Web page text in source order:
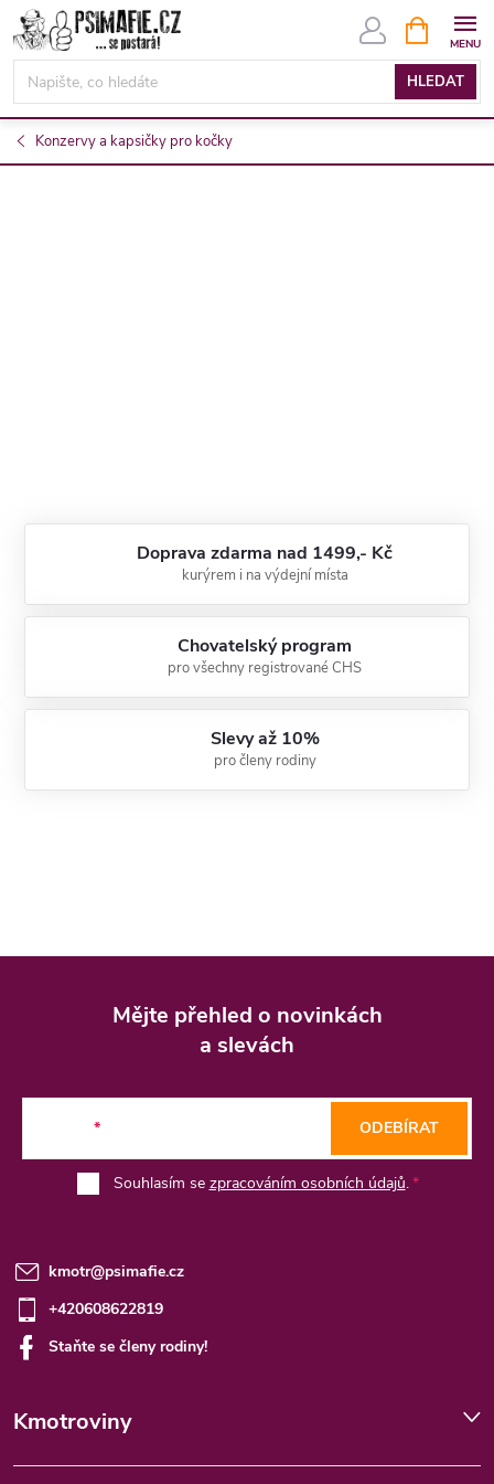
Přejít
na
obsah
HLEDAT
NÁKUPNÍ
KOŠÍK
Konzervy a kapsičky pro kočky
Doprava zdarma nad 1499,- Kč
kurýrem i na výdejní místa
Chovatelský program
pro všechny registrované CHS
Slevy až 10%
pro členy rodiny
Mějte přehled o novinkách
a slevách
Souhlasím se zpracováním osobních údajů.
ODEBÍRAT
kmotr@psimafie.cz
+420608622819
Staňte se členy rodiny!
Kmotroviny